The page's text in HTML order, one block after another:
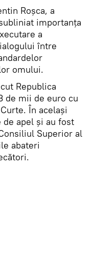
Roșca, a
importanța
a
între
omului.
Republica
de mii de euro cu
În același
apel și au fost
Superior al
abateri